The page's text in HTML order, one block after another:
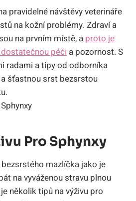
pravidelné návštěvy veterináře
na kožní problémy. Zdraví a
na prvním místě, a proto je
péči a pozornost. S
radami a tipy od odborníka
šťastnou srst bezsrstou
Pro Sphynxy
mazlíčka jako je
na vyváženou stravu plnou
několik tipů na výživu pro